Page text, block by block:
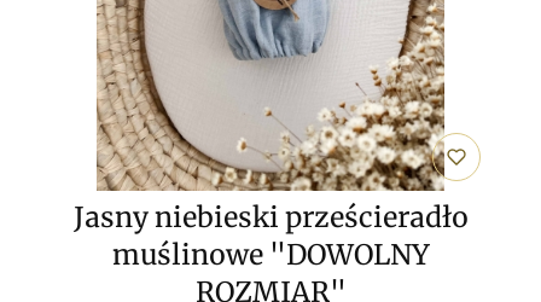
Jasny niebieski prześcieradło
muślinowe "DOWOLNY
ROZMIAR"